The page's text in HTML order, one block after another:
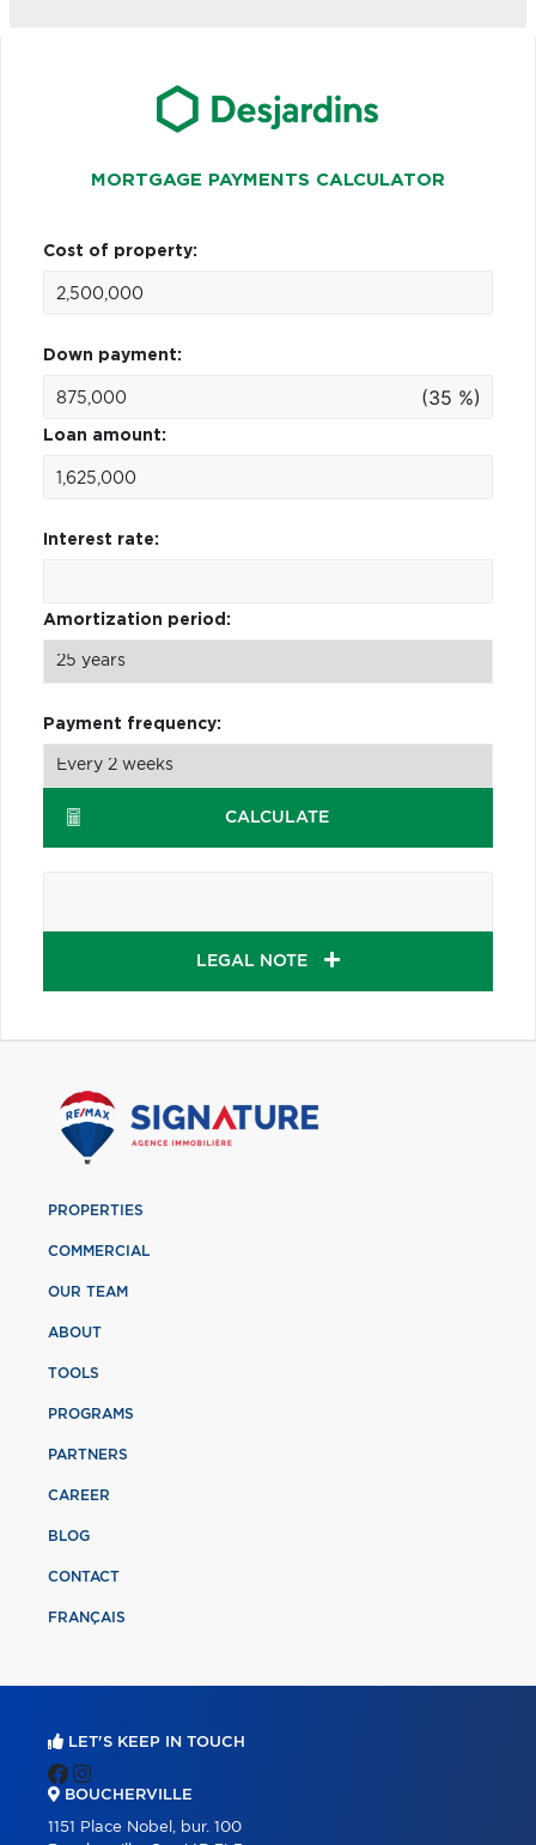
MORTGAGE PAYMENTS CALCULATOR
Cost of property:
Down payment:
(35 %)
Loan amount:
Interest rate:
Amortization period:
Payment frequency:
CALCULATE
LEGAL NOTE
PROPERTIES
COMMERCIAL
OUR TEAM
ABOUT
TOOLS
PROGRAMS
PARTNERS
CAREER
BLOG
CONTACT
FRANÇAIS
LET'S KEEP IN TOUCH
BOUCHERVILLE
1151 Place Nobel, bur. 100